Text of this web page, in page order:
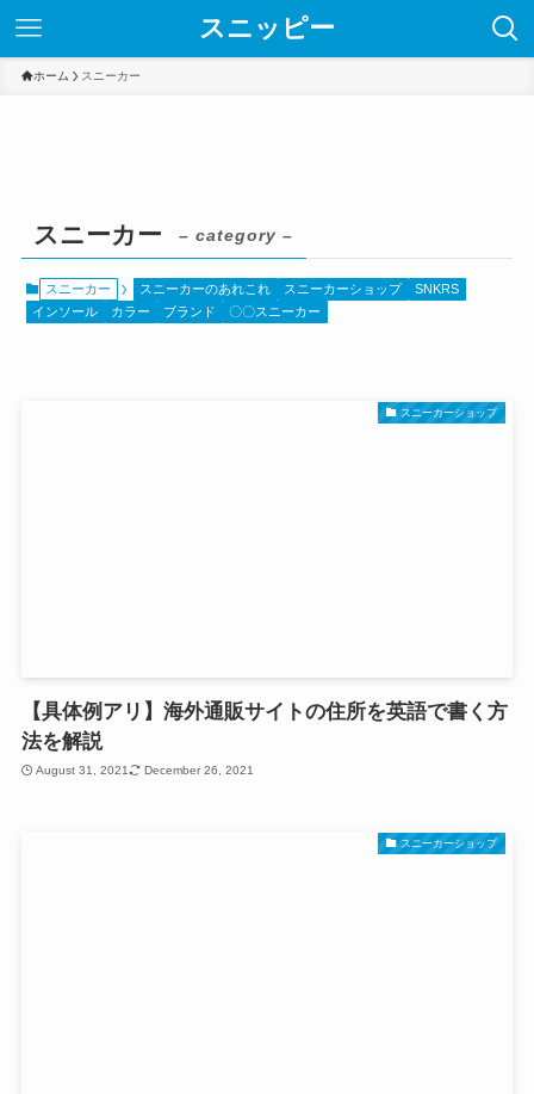
スニッピー
ホーム スニーカー
スニーカー – category –
スニーカー スニーカーのあれこれ スニーカーショップ
SNKRS
インソール
カラー ブランド 〇〇スニーカー
スニーカーショップ
【具体例アリ】海外通販サイトの住所を英語で書く方
法を解説
August 31, 2021 December 26, 2021
スニーカーショップ